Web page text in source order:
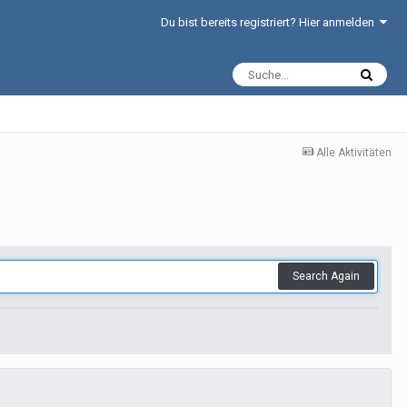
Du bist bereits registriert? Hier anmelden
Alle Aktivitäten
Search Again